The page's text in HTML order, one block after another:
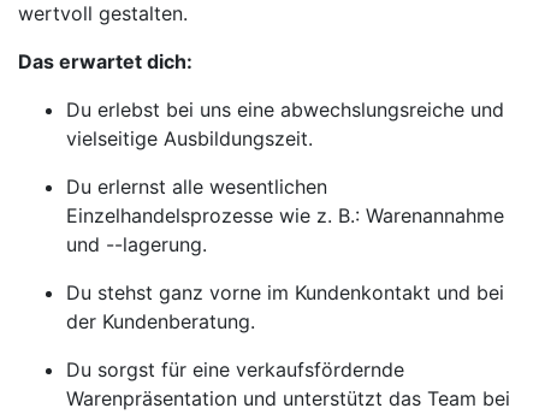
wertvoll gestalten.
Das erwartet dich:
Du erlebst bei uns eine abwechslungsreiche und
vielseitige Ausbildungszeit.
Du erlernst alle wesentlichen
Einzelhandelsprozesse wie z. B.: Warenannahme
und --lagerung.
Du stehst ganz vorne im Kundenkontakt und bei
der Kundenberatung.
Du sorgst für eine verkaufsfördernde
Warenpräsentation und unterstützt das Team bei